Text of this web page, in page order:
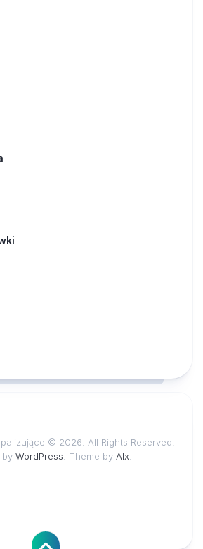
© 2026. All Rights Reserved.
by WordPress . Theme by Alx